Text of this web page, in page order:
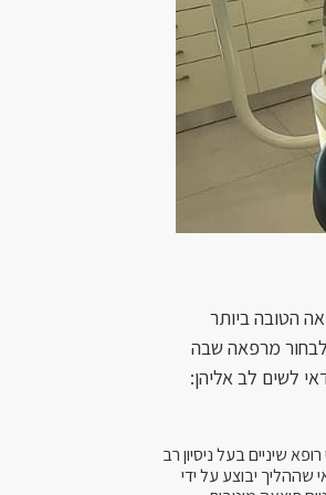
הטובה ביותר
לבחור מרפאה שבה
לשים לב אליהן:
שיניים בעל ניסיון רב
יבוצע על ידי